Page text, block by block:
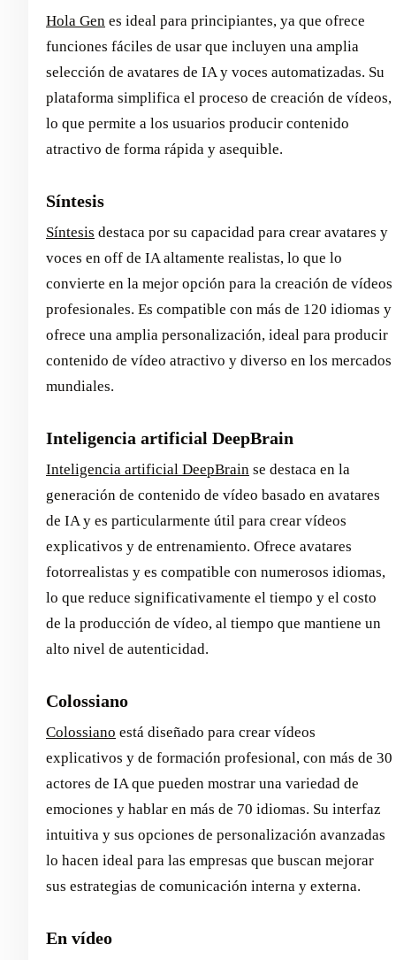
Hola Gen es ideal para principiantes, ya que ofrece
funciones fáciles de usar que incluyen una amplia
selección de avatares de IA y voces automatizadas. Su
plataforma simplifica el proceso de creación de vídeos,
lo que permite a los usuarios producir contenido
atractivo de forma rápida y asequible.
Síntesis
Síntesis destaca por su capacidad para crear avatares y
voces en off de IA altamente realistas, lo que lo
convierte en la mejor opción para la creación de vídeos
profesionales. Es compatible con más de 120 idiomas y
ofrece una amplia personalización, ideal para producir
contenido de vídeo atractivo y diverso en los mercados
mundiales.
Inteligencia artificial DeepBrain
Inteligencia artificial DeepBrain se destaca en la
generación de contenido de vídeo basado en avatares
de IA y es particularmente útil para crear vídeos
explicativos y de entrenamiento. Ofrece avatares
fotorrealistas y es compatible con numerosos idiomas,
lo que reduce significativamente el tiempo y el costo
de la producción de vídeo, al tiempo que mantiene un
alto nivel de autenticidad.
Colossiano
Colossiano está diseñado para crear vídeos
explicativos y de formación profesional, con más de 30
actores de IA que pueden mostrar una variedad de
emociones y hablar en más de 70 idiomas. Su interfaz
intuitiva y sus opciones de personalización avanzadas
lo hacen ideal para las empresas que buscan mejorar
sus estrategias de comunicación interna y externa.
En vídeo